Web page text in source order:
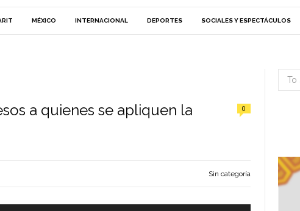
MÉXICO INTERNACIONAL DEPORTES SOCIALES Y ESPECTÁCULOS
a quienes se apliquen la
0
Sin categoría
Search
for: